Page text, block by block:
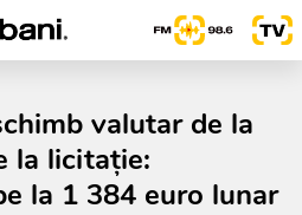
valutar de la
la licitație:
la 1 384 euro lunar